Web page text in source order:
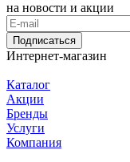
на новости и акции
Подписаться
Интернет-магазин
Каталог
Акции
Бренды
Услуги
Компания